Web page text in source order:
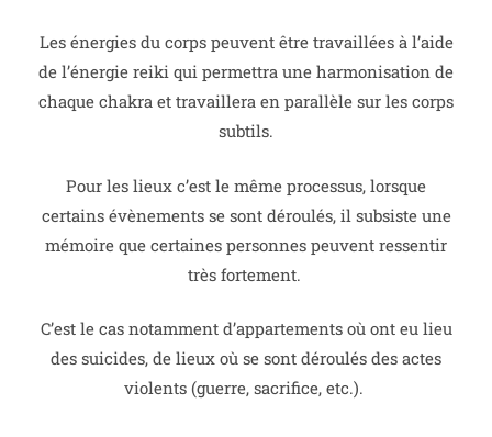
Les énergies du corps peuvent être travaillées à l’aide
de l’énergie reiki qui permettra une harmonisation de
chaque chakra et travaillera en parallèle sur les corps
subtils.
Pour les lieux c’est le même processus, lorsque
certains évènements se sont déroulés, il subsiste une
mémoire que certaines personnes peuvent ressentir
très fortement.
C’est le cas notamment d’appartements où ont eu lieu
des suicides, de lieux où se sont déroulés des actes
violents (guerre, sacrifice, etc.).